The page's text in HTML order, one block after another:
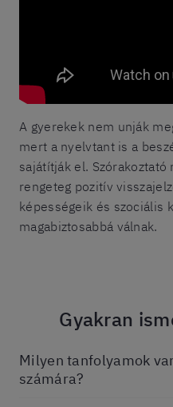
A gyerekek nem unják
mert a nyelvtant is a
sajátítják el.
rengeteg pozitív
képességeik és szociális
magabiztosabbá válnak.
Gyakran
Milyen tanfolyamok
számára?